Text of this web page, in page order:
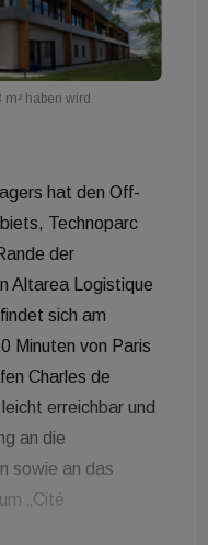
haben wird.
hat den Off-
Technoparc
der
Altarea Logistique
sich am
Minuten von Paris
Charles de
erreichbar und
an die
sowie an das
„Cité